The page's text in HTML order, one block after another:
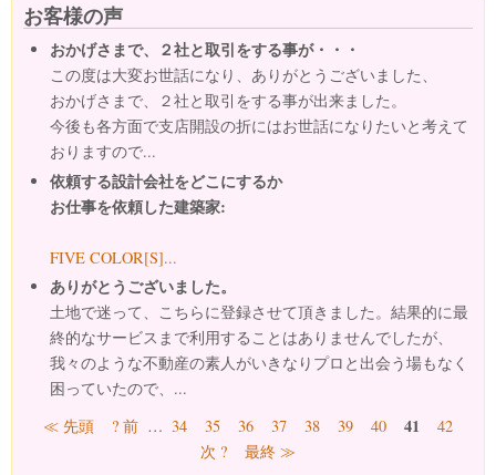
お客様の声
おかげさまで、２社と取引をする事が・・・
この度は大変お世話になり、ありがとうございました、
おかげさまで、２社と取引をする事が出来ました。
今後も各方面で支店開設の折にはお世話になりたいと考えて
おりますので...
依頼する設計会社をどこにするか
お仕事を依頼した建築家:
FIVE COLOR[S]...
ありがとうございました。
土地で迷って、こちらに登録させて頂きました。結果的に最
終的なサービスまで利用することはありませんでしたが、
我々のような不動産の素人がいきなりプロと出会う場もなく
困っていたので、...
ページ
≪ 先頭 ? 前 … 34 35 36 37 38 39 40 41
42
次 ?
最終 ≫